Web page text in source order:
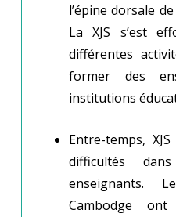
l’épine dorsale de
La XJS s’est
différentes
former des
institutions
Entre-temps,
difficultés
enseignants.
Cambodge